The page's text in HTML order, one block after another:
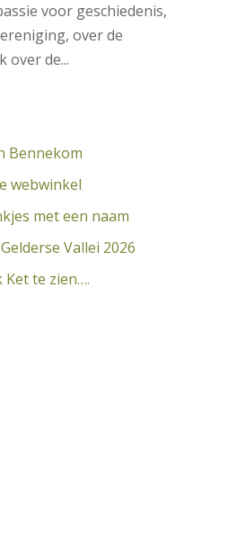
voor geschiedenis,
over de
over de...
Bennekom
webwinkel
met een naam
Vallei 2026
Ket te zien….